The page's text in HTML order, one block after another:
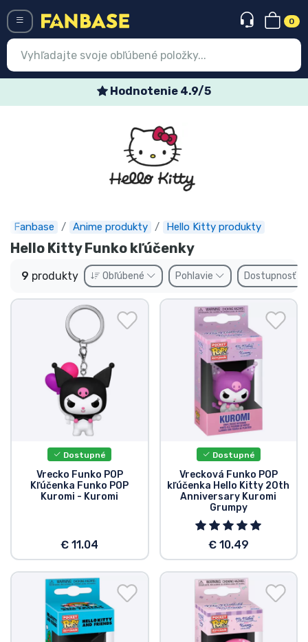
0
Hodnotenie 4.9/5
Fanbase Anime produkty Hello Kitty produkty
Hello Kitty Funko kľúčenky
9 produkty Obľúbené Pohlavie Dostupnosť
Dostupné
Vrecko Funko POP
Kľúčenka Funko POP
Kuromi - Kuromi
€ 11.04
Dostupné
Vrecková Funko POP
kľúčenka Hello Kitty 20th
Anniversary Kuromi
Grumpy
€ 10.49
Expresná preprava
Predobjednávky
Outlet produkty
Preprava a platba
Zoradiť podľa série
Zoradiť podľa filmov
Zoradiť podľa karikatúry
Zoradiť podľa Anime
Zoradiť podľa športu
Zoradiť podľa hudby
Typy výrobkov